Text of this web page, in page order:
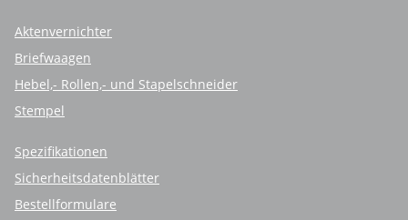
Aktenvernichter
Briefwaagen
Hebel,- Rollen,- und Stapelschneider
Stempel
Spezifikationen
Sicherheitsdatenblätter
Bestellformulare